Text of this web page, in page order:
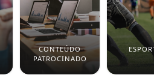
CONTEÚDO
PATROCINADO